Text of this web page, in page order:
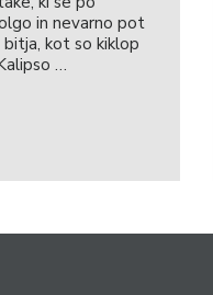
in nevarno pot
kot so kiklop
…